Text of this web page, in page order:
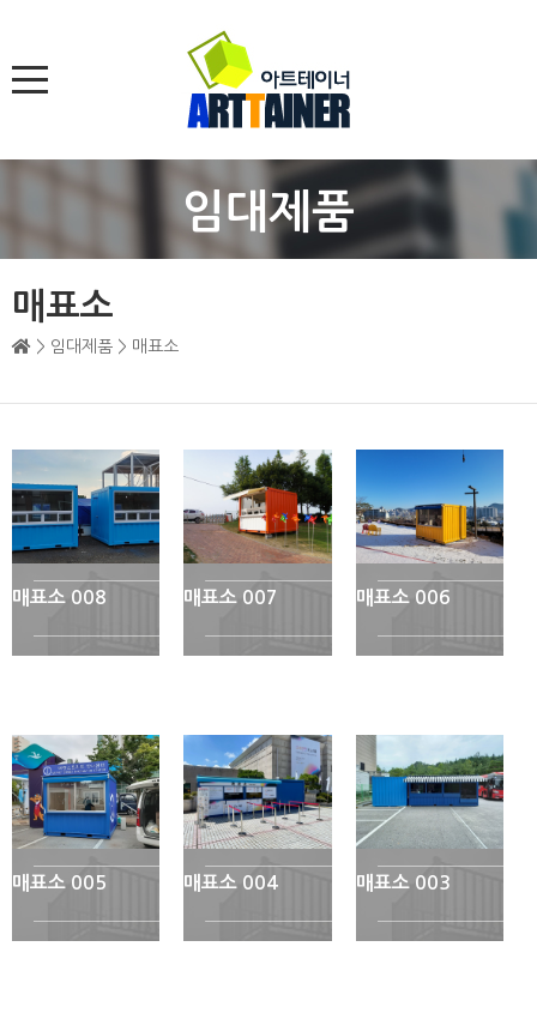
임대제품
매표소
> 임대제품 > 매표소
매표소 008 매표소 007 매표소 006
매표소 005 매표소 004 매표소 003